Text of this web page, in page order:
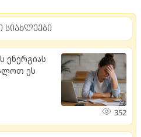
სიახლეები
ენერგიას
ეს
352